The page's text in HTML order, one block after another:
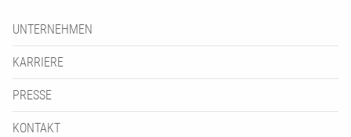
UNTERNEHMEN
KARRIERE
PRESSE
KONTAKT